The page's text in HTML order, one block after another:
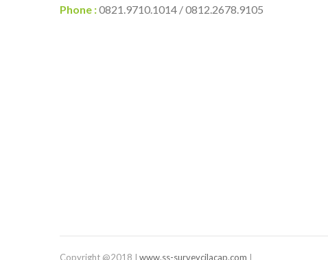
Phone :0821.9710.1014 / 0812.2678.9105
Copyright @2018 I www.ss-surveycilacap.com I